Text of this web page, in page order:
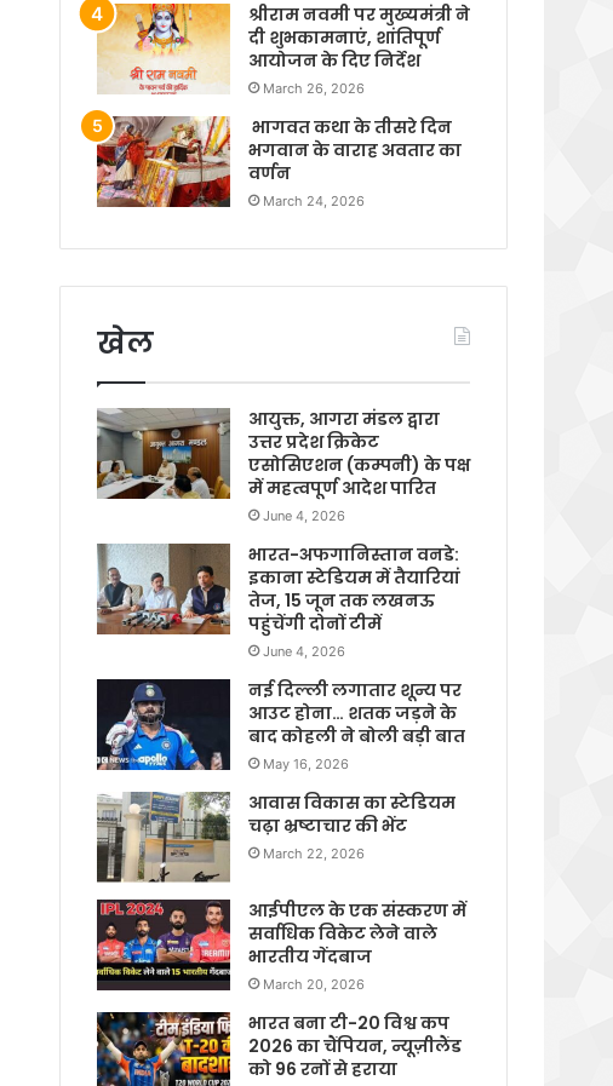
श्रीराम नवमी पर मुख्यमंत्री ने
दी शुभकामनाएं, शांतिपूर्ण
आयोजन के दिए निर्देश
March 26, 2026
भागवत कथा के तीसरे दिन
भगवान के वाराह अवतार का
वर्णन
March 24, 2026
खेल
आयुक्त, आगरा मंडल द्वारा
उत्तर प्रदेश क्रिकेट
एसोसिएशन (कम्पनी) के पक्ष
में महत्वपूर्ण आदेश पारित
June 4, 2026
भारत-अफगानिस्तान वनडे:
इकाना स्टेडियम में तैयारियां
तेज, 15 जून तक लखनऊ
पहुंचेंगी दोनों टीमें
June 4, 2026
नई दिल्ली लगातार शून्य पर
आउट होना… शतक जड़ने के
बाद कोहली ने बोली बड़ी बात
May 16, 2026
आवास विकास का स्टेडियम
चढ़ा भ्रष्टाचार की भेंट
March 22, 2026
आईपीएल के एक संस्करण में
सर्वाधिक विकेट लेने वाले
भारतीय गेंदबाज
March 20, 2026
भारत बना टी-20 विश्व कप
2026 का चैंपियन, न्यूज़ीलैंड
को 96 रनों से हराया